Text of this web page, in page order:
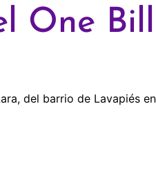
One
del barrio de Lavapiés